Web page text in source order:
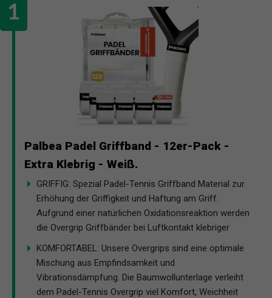
Palbea Padel Griffband - 12er-Pack -
Extra Klebrig - Weiß.
GRIFFIG: Spezial Padel-Tennis Griffband Material zur
Erhöhung der Griffigkeit und Haftung am Griff.
Aufgrund einer natürlichen Oxidationsreaktion werden
die Overgrip Griffbänder bei Luftkontakt klebriger
KOMFORTABEL: Unsere Overgrips sind eine optimale
Mischung aus Empfindsamkeit und
Vibrationsdämpfung. Die Baumwollunterlage verleiht
dem Padel-Tennis Overgrip viel Komfort, Weichheit